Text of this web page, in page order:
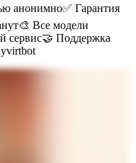
анонимно✅ Гарантия
Все модели
сервис🤝 Поддержка